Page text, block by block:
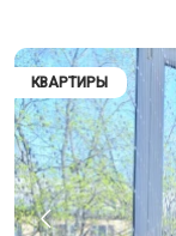
КВАРТИРЫ